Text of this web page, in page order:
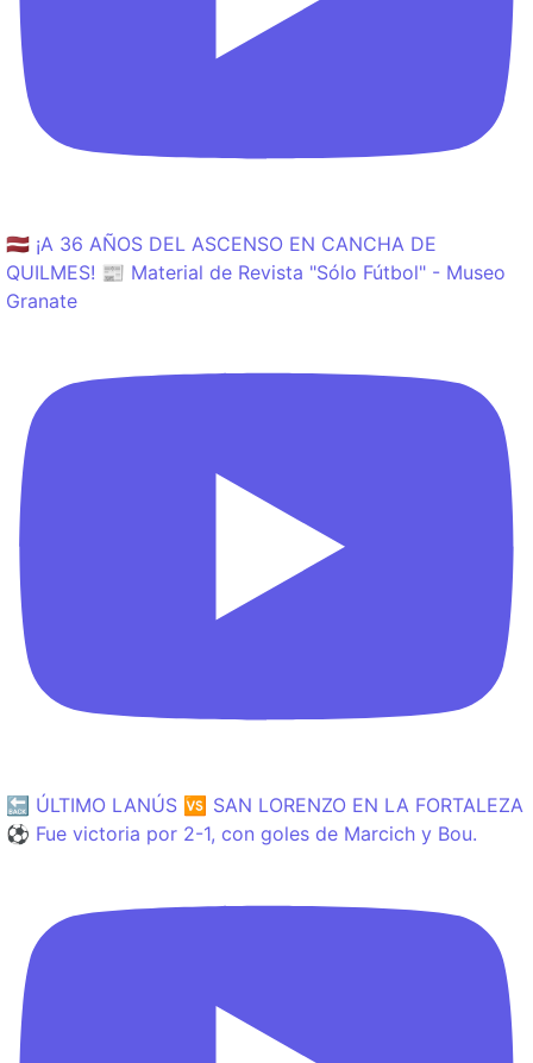
🇱🇻 ¡A 36 AÑOS DEL ASCENSO EN CANCHA DE
QUILMES! 📰 Material de Revista "Sólo Fútbol" - Museo
Granate
🔙 ÚLTIMO LANÚS 🆚 SAN LORENZO EN LA FORTALEZA
⚽️ Fue victoria por 2-1, con goles de Marcich y Bou.